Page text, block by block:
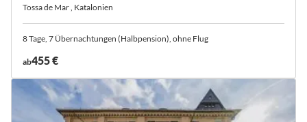
Tossa de Mar , Katalonien
8 Tage, 7 Übernachtungen (Halbpension), ohne Flug
ab455 €